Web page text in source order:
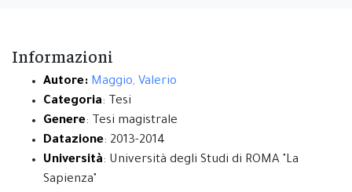
Informazioni
Autore: Maggio, Valerio
Categoria: Tesi
Genere: Tesi magistrale
Datazione: 2013-2014
Università: Università degli Studi di ROMA "La
Sapienza"